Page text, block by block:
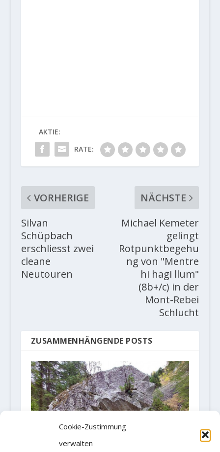
Cookie-Zustimmung
verwalten
AKTIE:
RATE:
VORHERIGE
Silvan
Schüpbach
erschliesst zwei
cleane
Neutouren
NÄCHSTE
Michael Kemeter
gelingt
Rotpunktbegehu
ng von "Mentre
hi hagi llum"
(8b+/c) in der
Mont-Rebei
Schlucht
ZUSAMMENHÄNGENDE POSTS